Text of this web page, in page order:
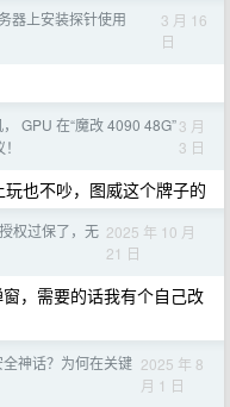
器上安装探针使用
3 月 16
日
GPU 在“魔改 4090 48G”3 月
3 日
也不吵，图威这个牌子的
权过保了，无 2025 年 10 月
21 日
，需要的话我有个自己改
神话？为何在关键 2025 年 8
月 1 日